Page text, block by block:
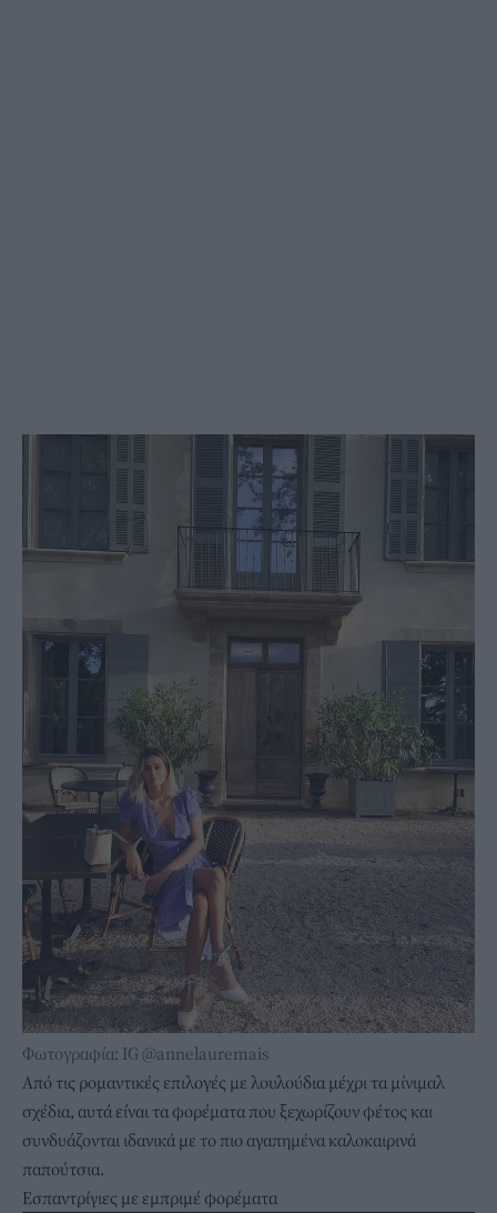
Φωτογραφία: IG @annelauremais
Από τις ρομαντικές επιλογές με λουλούδια μέχρι τα μίνιμαλ
σχέδια, αυτά είναι τα φορέματα που ξεχωρίζουν φέτος και
συνδυάζονται ιδανικά με το πιο αγαπημένα καλοκαιρινά
παπούτσια.
Εσπαντρίγιες με εμπριμέ φορέματα